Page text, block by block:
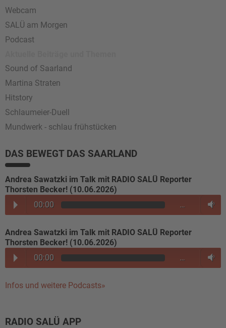
Webcam
SALÜ am Morgen
Podcast
Sound of Saarland
Martina Straten
Hitstory
Schlaumeier-Duell
Mundwerk - schlau frühstücken
DAS BEWEGT DAS SAARLAND
Andrea Sawatzki im Talk mit RADIO SALÜ Reporter
Thorsten Becker! (10.06.2026)
00:00
…
Andrea Sawatzki im Talk mit RADIO SALÜ Reporter
Thorsten Becker! (10.06.2026)
00:00
…
Infos und weitere Podcasts»
RADIO SALÜ APP